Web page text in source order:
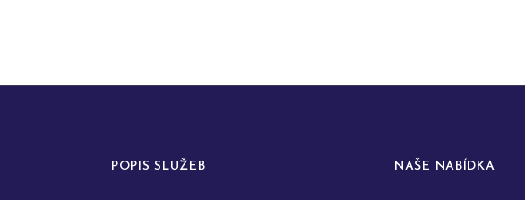
POPIS SLUŽEB NAŠE NABÍDKA